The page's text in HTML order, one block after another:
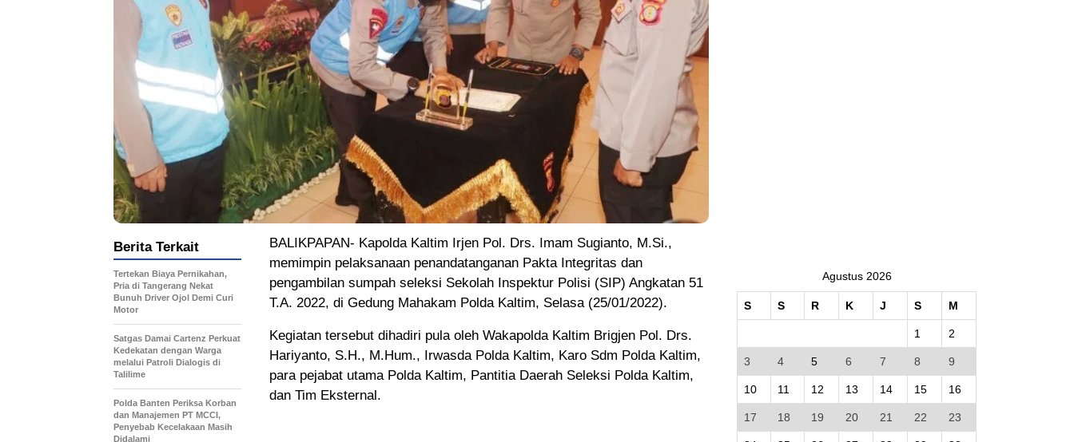
BALIKPAPAN- Kapolda Kaltim Irjen Pol. Drs. Imam Sugianto, M.Si.,
memimpin pelaksanaan penandatanganan Pakta Integritas dan
pengambilan sumpah seleksi Sekolah Inspektur Polisi (SIP) Angkatan 51
T.A. 2022, di Gedung Mahakam Polda Kaltim, Selasa (25/01/2022).
Kegiatan tersebut dihadiri pula oleh Wakapolda Kaltim Brigjen Pol. Drs.
Hariyanto, S.H., M.Hum., Irwasda Polda Kaltim, Karo Sdm Polda Kaltim,
para pejabat utama Polda Kaltim, Pantitia Daerah Seleksi Polda Kaltim,
dan Tim Eksternal.
Berita Terkait
Tertekan Biaya Pernikahan,
Pria di Tangerang Nekat
Bunuh Driver Ojol Demi Curi
Motor
Satgas Damai Cartenz Perkuat
Kedekatan dengan Warga
melalui Patroli Dialogis di
Talilime
Polda Banten Periksa Korban
dan Manajemen PT MCCI,
Penyebab Kecelakaan Masih
Didalami
Agustus 2026
S S R K J S M
1 2
3 4 5 6 7 8 9
10 11 12 13 14 15 16
17 18 19 20 21 22 23